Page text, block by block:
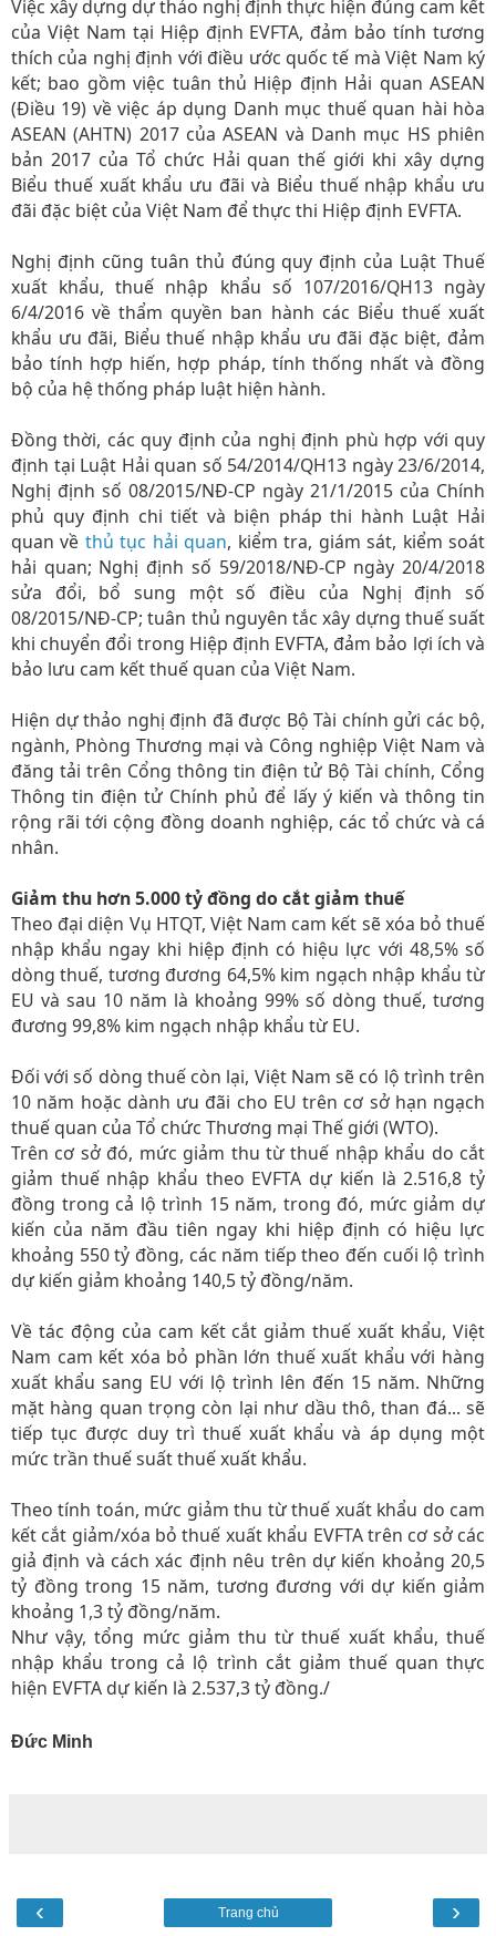
Việc xây dựng dự thảo nghị định thực hiện đúng cam kết
của Việt Nam tại Hiệp định EVFTA, đảm bảo tính tương
thích của nghị định với điều ước quốc tế mà Việt Nam ký
kết; bao gồm việc tuân thủ Hiệp định Hải quan ASEAN
(Điều 19) về việc áp dụng Danh mục thuế quan hài hòa
ASEAN (AHTN) 2017 của ASEAN và Danh mục HS phiên
bản 2017 của Tổ chức Hải quan thế giới khi xây dựng
Biểu thuế xuất khẩu ưu đãi và Biểu thuế nhập khẩu ưu
đãi đặc biệt của Việt Nam để thực thi Hiệp định EVFTA.
Nghị định cũng tuân thủ đúng quy định của Luật Thuế
xuất khẩu, thuế nhập khẩu số 107/2016/QH13 ngày
6/4/2016 về thẩm quyền ban hành các Biểu thuế xuất
khẩu ưu đãi, Biểu thuế nhập khẩu ưu đãi đặc biệt, đảm
bảo tính hợp hiến, hợp pháp, tính thống nhất và đồng
bộ của hệ thống pháp luật hiện hành.
Đồng thời, các quy định của nghị định phù hợp với quy
định tại Luật Hải quan số 54/2014/QH13 ngày 23/6/2014,
Nghị định số 08/2015/NĐ-CP ngày 21/1/2015 của Chính
phủ quy định chi tiết và biện pháp thi hành Luật Hải
quan về thủ tục hải quan, kiểm tra, giám sát, kiểm soát
hải quan; Nghị định số 59/2018/NĐ-CP ngày 20/4/2018
sửa đổi, bổ sung một số điều của Nghị định số
08/2015/NĐ-CP; tuân thủ nguyên tắc xây dựng thuế suất
khi chuyển đổi trong Hiệp định EVFTA, đảm bảo lợi ích và
bảo lưu cam kết thuế quan của Việt Nam.
Hiện dự thảo nghị định đã được Bộ Tài chính gửi các bộ,
ngành, Phòng Thương mại và Công nghiệp Việt Nam và
đăng tải trên Cổng thông tin điện tử Bộ Tài chính, Cổng
Thông tin điện tử Chính phủ để lấy ý kiến và thông tin
rộng rãi tới cộng đồng doanh nghiệp, các tổ chức và cá
nhân.
Giảm thu hơn 5.000 tỷ đồng do cắt giảm thuế
Theo đại diện Vụ HTQT, Việt Nam cam kết sẽ xóa bỏ thuế
nhập khẩu ngay khi hiệp định có hiệu lực với 48,5% số
dòng thuế, tương đương 64,5% kim ngạch nhập khẩu từ
EU và sau 10 năm là khoảng 99% số dòng thuế, tương
đương 99,8% kim ngạch nhập khẩu từ EU.
Đối với số dòng thuế còn lại, Việt Nam sẽ có lộ trình trên
10 năm hoặc dành ưu đãi cho EU trên cơ sở hạn ngạch
thuế quan của Tổ chức Thương mại Thế giới (WTO).
Trên cơ sở đó, mức giảm thu từ thuế nhập khẩu do cắt
giảm thuế nhập khẩu theo EVFTA dự kiến là 2.516,8 tỷ
đồng trong cả lộ trình 15 năm, trong đó, mức giảm dự
kiến của năm đầu tiên ngay khi hiệp định có hiệu lực
khoảng 550 tỷ đồng, các năm tiếp theo đến cuối lộ trình
dự kiến giảm khoảng 140,5 tỷ đồng/năm.
Về tác động của cam kết cắt giảm thuế xuất khẩu, Việt
Nam cam kết xóa bỏ phần lớn thuế xuất khẩu với hàng
xuất khẩu sang EU với lộ trình lên đến 15 năm. Những
mặt hàng quan trọng còn lại như dầu thô, than đá... sẽ
tiếp tục được duy trì thuế xuất khẩu và áp dụng một
mức trần thuế suất thuế xuất khẩu.
Theo tính toán, mức giảm thu từ thuế xuất khẩu do cam
kết cắt giảm/xóa bỏ thuế xuất khẩu EVFTA trên cơ sở các
giả định và cách xác định nêu trên dự kiến khoảng 20,5
tỷ đồng trong 15 năm, tương đương với dự kiến giảm
khoảng 1,3 tỷ đồng/năm.
Như vậy, tổng mức giảm thu từ thuế xuất khẩu, thuế
nhập khẩu trong cả lộ trình cắt giảm thuế quan thực
hiện EVFTA dự kiến là 2.537,3 tỷ đồng./
Đức Minh
‹ ›
Trang chủ